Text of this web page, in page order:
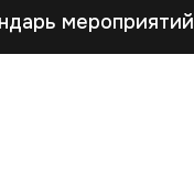
мероприятий